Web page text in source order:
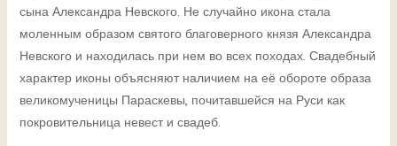
сына Александра Невского. Не случайно икона стала
моленным образом святого благоверного князя Александра
Невского и находилась при нем во всех походах. Свадебный
характер иконы объясняют наличием на её обороте образа
великомученицы Параскевы, почитавшейся на Руси как
покровительница невест и свадеб.